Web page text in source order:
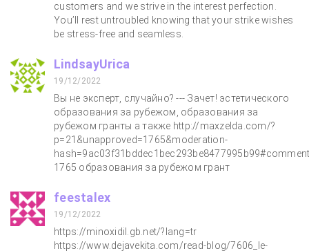
customers and we strive in the interest perfection.
You’ll rest untroubled knowing that your strike wishes
be stress-free and seamless.
LindsayUrica
19/12/2022
Вы не эксперт, случайно? --- Зачет! эстетического
образования за рубежом, образования за
рубежом гранты а также http://maxzelda.com/?
p=21&unapproved=1765&moderation-
1765 образования за рубежом грант
feestalex
19/12/2022
https://minoxidil.gb.net/?lang=tr
https://www.dejavekita.com/read-blog/7606_le-